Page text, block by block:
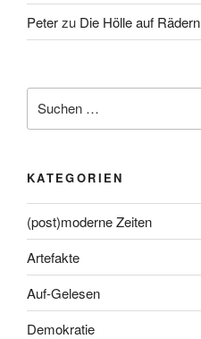
Peterzu Die Hölle auf Rädern
nach:
KATEGORIEN
(post)moderne Zeiten
Artefakte
Auf-Gelesen
Demokratie